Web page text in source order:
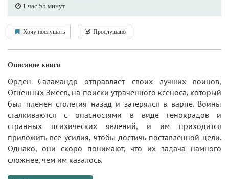
1 час 55 минут
Хочу послушать Прослушано
Описание книги
Орден Саламандр отправляет своих лучших воинов,
Огненных Змеев, на поиски утраченного ксеноса, который
был пленен столетия назад и затерялся в варпе. Воины
сталкиваются с опасностями в виде генокрадов и
странных психических явлений, и им приходится
приложить все усилия, чтобы достичь поставленной цели.
Однако, они скоро понимают, что их задача намного
сложнее, чем им казалось.